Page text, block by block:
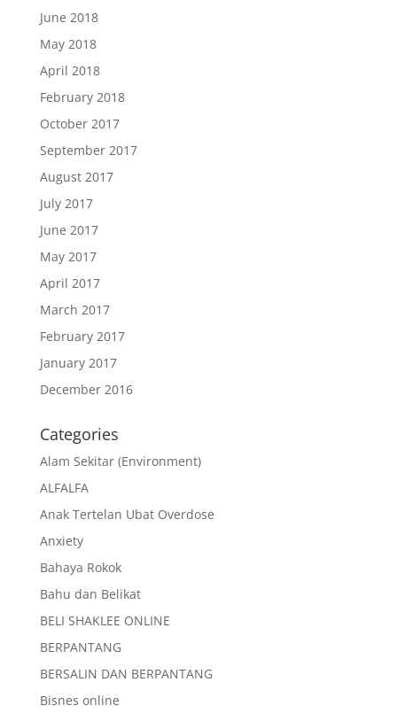
June 2018
May 2018
April 2018
February 2018
October 2017
September 2017
August 2017
July 2017
June 2017
May 2017
April 2017
March 2017
February 2017
January 2017
December 2016
Categories
Alam Sekitar (Environment)
ALFALFA
Anak Tertelan Ubat Overdose
Anxiety
Bahaya Rokok
Bahu dan Belikat
BELI SHAKLEE ONLINE
BERPANTANG
BERSALIN DAN BERPANTANG
Bisnes online